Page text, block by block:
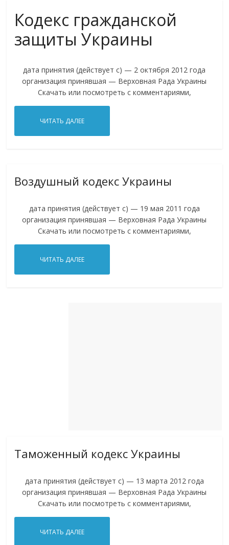
Кодекс гражданской
защиты Украины
дата принятия (действует с) — 2 октября 2012 года
организация принявшая — Верховная Рада Украины
Скачать или посмотреть с комментариями,
ЧИТАТЬ ДАЛЕЕ
Воздушный кодекс Украины
дата принятия (действует с) — 19 мая 2011 года
организация принявшая — Верховная Рада Украины
Скачать или посмотреть с комментариями,
ЧИТАТЬ ДАЛЕЕ
Таможенный кодекс Украины
дата принятия (действует с) — 13 марта 2012 года
организация принявшая — Верховная Рада Украины
Скачать или посмотреть с комментариями,
ЧИТАТЬ ДАЛЕЕ